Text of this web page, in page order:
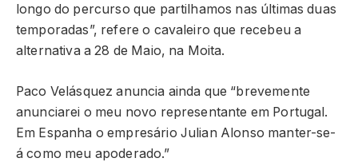
longo do percurso que partilhamos nas últimas duas
temporadas”, refere o cavaleiro que recebeu a
alternativa a 28 de Maio, na Moita.
Paco Velásquez anuncia ainda que “brevemente
anunciarei o meu novo representante em Portugal.
Em Espanha o empresário Julian Alonso manter-se-
á como meu apoderado.”